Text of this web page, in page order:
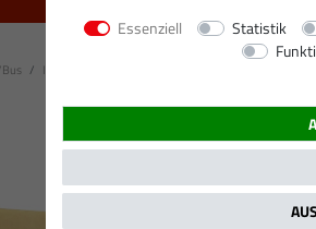
III (Baujahr: 08.2012 - )
Essenziell
Statistik